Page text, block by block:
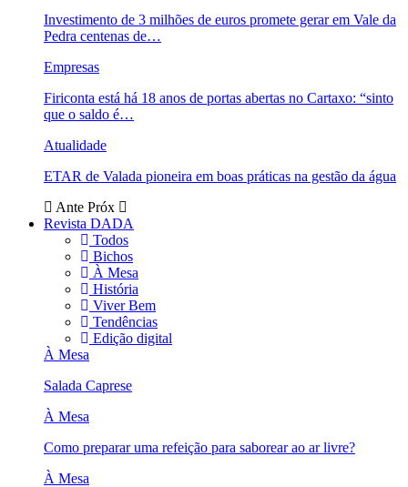
Investimento de 3 milhões de euros promete gerar em Vale da
Pedra centenas de…
Empresas
Firiconta está há 18 anos de portas abertas no Cartaxo: “sinto
que o saldo é…
Atualidade
ETAR de Valada pioneira em boas práticas na gestão da água
Ante Próx
Revista DADA
Todos
Bichos
À Mesa
História
Viver Bem
Tendências
Edição digital
À Mesa
Salada Caprese
À Mesa
Como preparar uma refeição para saborear ao ar livre?
À Mesa